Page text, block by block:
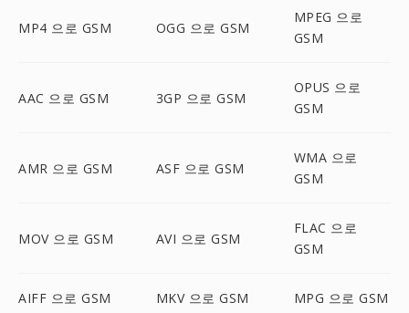
MP4 으로 GSM OGG 으로 GSM
MPEG 으로
GSM
AAC 으로 GSM 3GP 으로 GSM
OPUS 으로
GSM
AMR 으로 GSM ASF 으로 GSM
WMA 으로
GSM
MOV 으로 GSM AVI 으로 GSM
FLAC 으로
GSM
AIFF 으로 GSM MKV 으로 GSM MPG 으로 GSM